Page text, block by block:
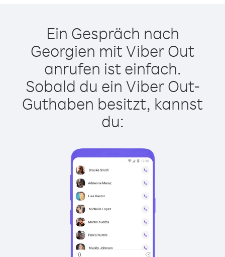
Ein Gespräch nach
Georgien mit Viber Out
anrufen ist einfach.
Sobald du ein Viber Out-
Guthaben besitzt, kannst
du: